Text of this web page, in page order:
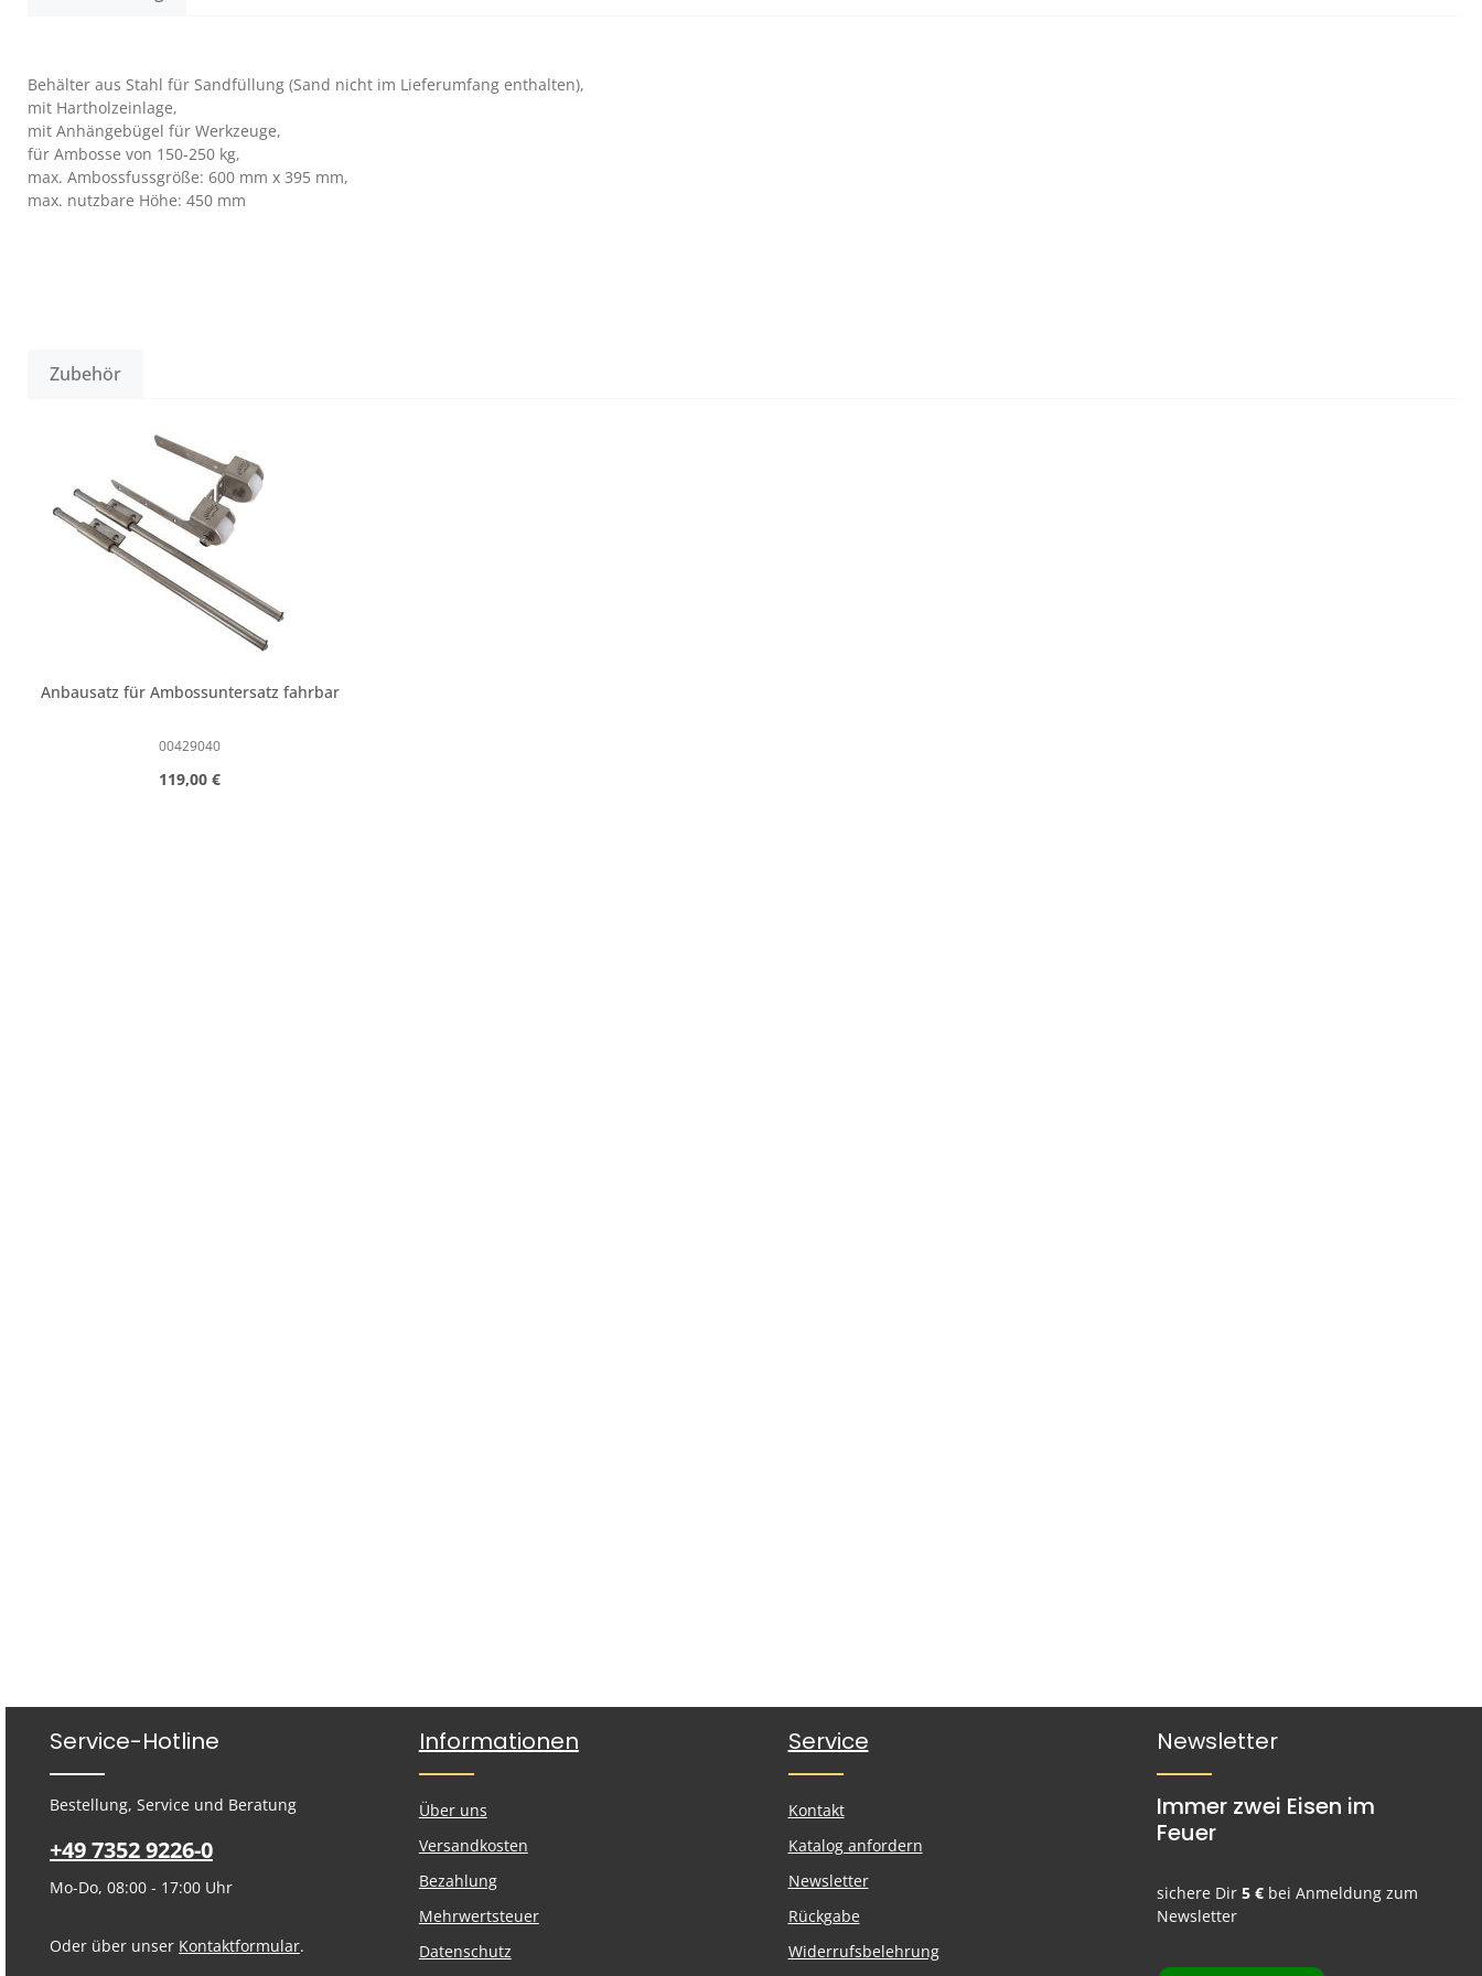
Behälter aus Stahl für Sandfüllung (Sand nicht im Lieferumfang enthalten),
mit Hartholzeinlage,
mit Anhängebügel für Werkzeuge,
für Ambosse von 150-250 kg,
max. Ambossfussgröße: 600 mm x 395 mm,
max. nutzbare Höhe: 450 mm
Zubehör
Produktgalerie überspringen
Anbausatz für Ambossuntersatz fahrbar
00429040
Regulärer Preis:
119,00 €
Service-Hotline
Bestellung, Service und Beratung
+49 7352 9226-0
Mo-Do, 08:00 - 17:00 Uhr
Oder über unser Kontaktformular.
Informationen
Über uns
Versandkosten
Bezahlung
Mehrwertsteuer
Datenschutz
Service
Kontakt
Katalog anfordern
Newsletter
Rückgabe
Widerrufsbelehrung
Newsletter
Immer zwei Eisen im
Feuer
sichere Dir5 € bei Anmeldung zum
Newsletter